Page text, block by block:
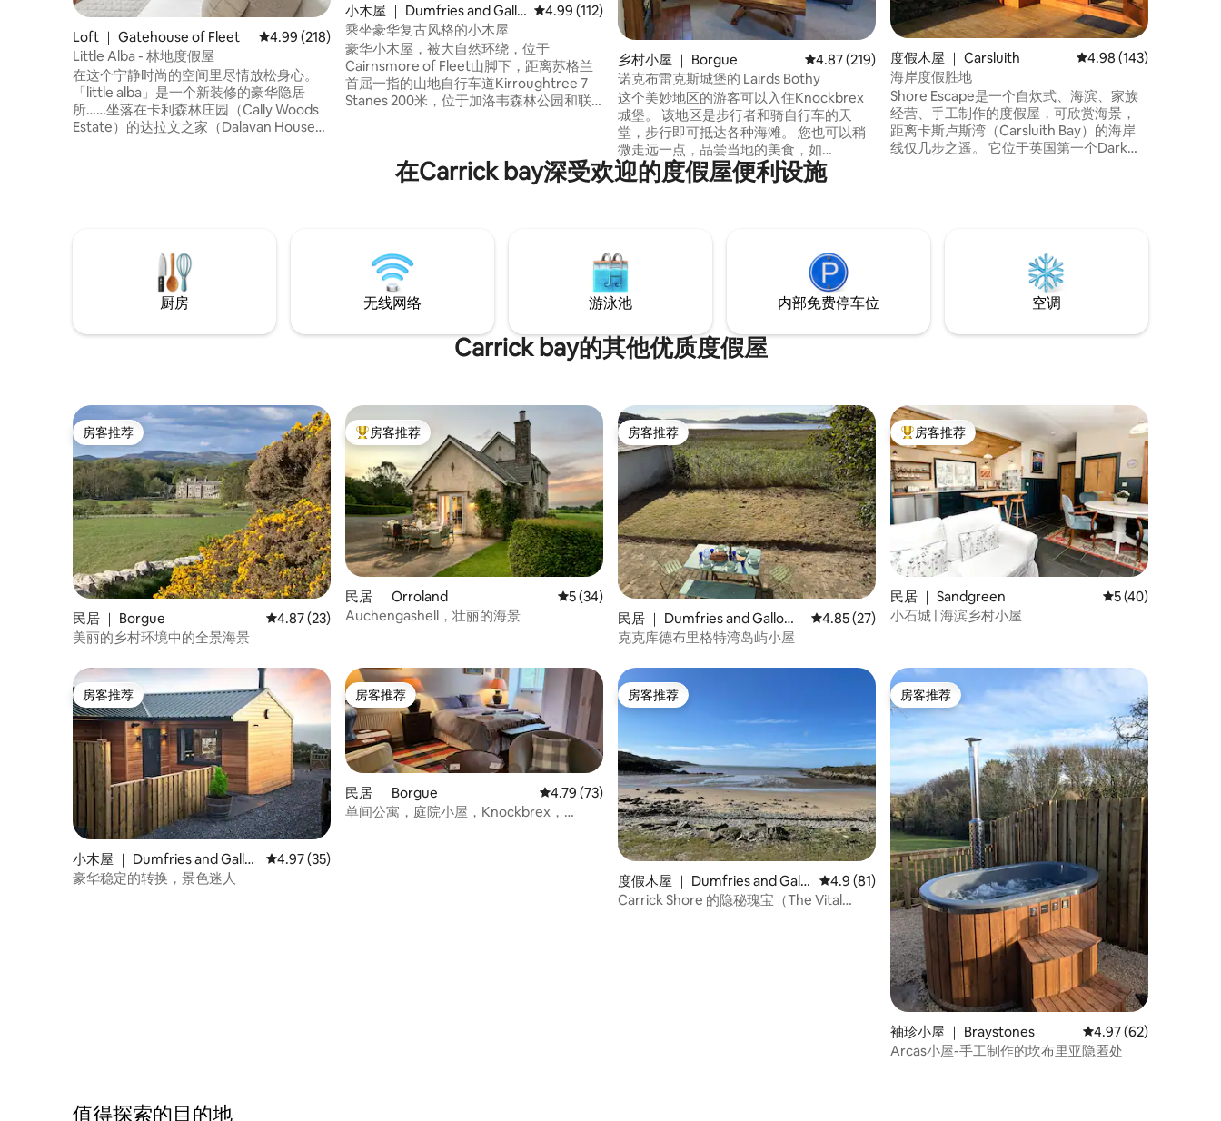
Loft ｜ Gatehouse of Fleet 平均评分 4.99 分（满分 5 分），共 218 条评价
4.99 (218)
Little Alba - 林地度假屋
在这个宁静时尚的空间里尽情放松身心。
「little alba」是一个新装修的豪华隐居
所……坐落在卡利森林庄园（Cally Woods
Estate）的达拉文之家（Dalavan House）
小木屋 ｜ Dumfries and Gallo
way
平均评分 4.99 分（满分 5 分），共 112 条评价
4.99 (112)
乘坐豪华复古风格的小木屋
豪华小木屋，被大自然环绕，位于
Cairnsmore of Fleet山脚下，距离苏格兰
首屈一指的山地自行车道Kirroughtree 7
Stanes 200米，位于加洛韦森林公园和联
的步行道上漫步，或者放松身心，与家人
和朋友重新建立联系。 我们的小木屋瑰宝
乡村小屋 ｜ Borgue 平均评分 4.87 分（满分 5 分），共 219 条评价
4.87 (219)
诺克布雷克斯城堡的 Lairds Bothy
这个美妙地区的游客可以入住Knockbrex
城堡。 该地区是步行者和骑自行车的天
堂，步行即可抵达各种海滩。 您也可以稍
微走远一点，品尝当地的美食，如
Cocoabean Company的巧克力。 步行即
可抵达当地酒吧，在Gatehouse of Fleet或
有公共交通工具。
度假木屋 ｜ Carsluith 平均评分 4.98 分（满
4.98 (143)
海岸度假胜地
Shore Escape是一个自炊式、海滨、家族
经营、手工制作的度假屋，可欣赏海景，
距离卡斯卢斯湾（Carsluith Bay）的海岸
线仅几步之遥。 它位于英国第一个Dark
在Carrick bay深受欢迎的度假屋便利设施
厨房 无线网络 游泳池 内部免费停车位 空调
Carrick bay的其他优质度假屋
房客推荐
房客推荐
民居 ｜ Borgue 平均评分 4.87 分（满分 5 分），共 23 条评价
4.87 (23)
美丽的乡村环境中的全景海景
热门「房客推荐」
房客推荐
民居 ｜ Orroland 平均评分 5 分（满分 5 分），共 34 条评价
5 (34)
Auchengashell，壮丽的海景
房客推荐
房客推荐
民居 ｜ Dumfries and Gallowa
y
平均评分 4.85 分（满分 5 分），共 27 条评价
4.85 (27)
克克库德布里格特湾岛屿小屋
热门「房客推荐」
房客推荐
民居 ｜ Sandgreen 平均评分 5 分（满
5 (40)
小石城 | 海滨乡村小屋
房客推荐
房客推荐
小木屋 ｜ Dumfries and Gallo
way
平均评分 4.97 分（满分 5 分），共 35 条评价
4.97 (35)
豪华稳定的转换，景色迷人
房客推荐
房客推荐
民居 ｜ Borgue 平均评分 4.79 分（满分 5 分），共 73 条评价
4.79 (73)
单间公寓，庭院小屋，Knockbrex，
房客推荐
房客推荐
度假木屋 ｜ Dumfries and Gallo
way
平均评分 4.9 分（满分 5 分），共 81 条评价
4.9 (81)
Carrick Shore 的隐秘瑰宝（The Vital
房客推荐
房客推荐
袖珍小屋 ｜ Braystones 平均评分 4.97 分（满
4.97 (62)
Arcas小屋-手工制作的坎布里亚隐匿处
值得探索的目的地